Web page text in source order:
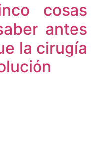
cosas
antes
la cirugía